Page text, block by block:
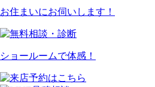
お住まいにお伺いします！
ショールームで体感！